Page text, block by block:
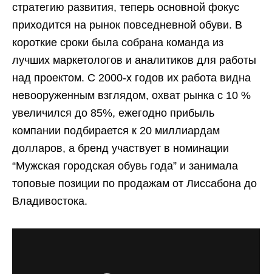
стратегию развития, теперь основной фокус
приходится на рынок повседневной обуви. В
короткие сроки была собрана команда из
лучших маркетологов и аналитиков для работы
над проектом. С 2000-х годов их работа видна
невооруженным взглядом, охват рынка с 10 %
увеличился до 85%, ежегодно прибыль
компании подбирается к 20 миллиардам
долларов, а бренд участвует в номинации
“Мужская городская обувь года” и занимала
топовые позиции по продажам от Лиссабона до
Владивостока.